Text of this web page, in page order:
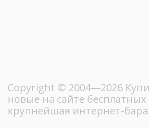
Copyright © 2004—2026
новые на сайте
крупнейшая интернет-